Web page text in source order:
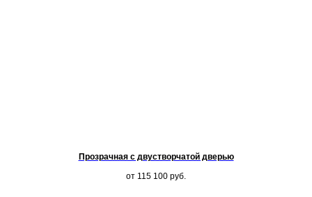
Прозрачная с двустворчатой дверью
от 115 100 руб.